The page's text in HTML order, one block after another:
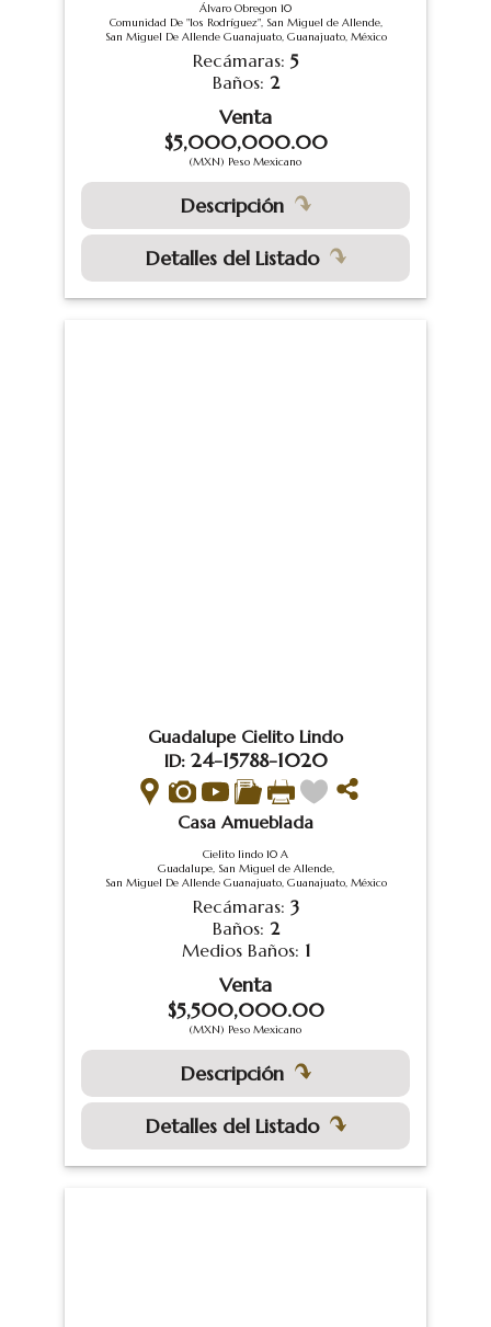
Álvaro Obregon 10
Comunidad De "los Rodríguez", San Miguel de Allende,
San Miguel De Allende Guanajuato, Guanajuato, México
Recámaras: 5
Baños: 2
Venta
$5,000,000.00
(MXN) Peso Mexicano
Descripción
Detalles del Listado
Guadalupe Cielito Lindo
ID: 24-15788-1020
Casa Amueblada
Cielito lindo 10 A
Guadalupe, San Miguel de Allende,
San Miguel De Allende Guanajuato, Guanajuato, México
Recámaras: 3
Baños: 2
Medios Baños: 1
Venta
$5,500,000.00
(MXN) Peso Mexicano
Descripción
Detalles del Listado